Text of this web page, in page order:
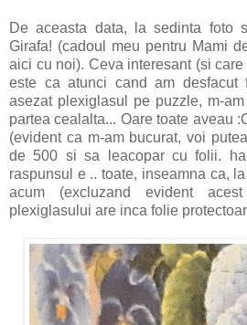
De aceasta data, la sedinta foto
Girafa! (cadoul meu pentru Mami
aici cu noi). Ceva interesant (si
este ca atunci cand am desfacut
asezat plexiglasul pe puzzle, m-
partea cealalta... Oare toate aveau
(evident ca m-am bucurat, voi
de 500 si sa leacopar cu folii.
raspunsul e .. toate, inseamna ca,
acum (excluzand evident
plexiglasului are inca folie